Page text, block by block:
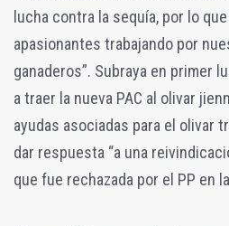
lucha contra la sequía, por lo
apasionantes trabajando por
ganaderos”. Subraya en primer
a traer la nueva PAC al olivar
ayudas asociadas para el olivar
dar respuesta “a una
que fue rechazada por el PP en